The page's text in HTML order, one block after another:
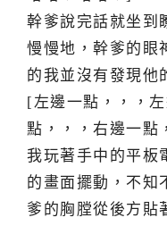
幹爹說完話就坐到
慢慢地，幹爹的眼
的我並沒有發現他
[左邊一點，，，
點，，，右邊一點
我玩著手中的平板
的畫面擺動，不知
爹的胸膛從後方貼